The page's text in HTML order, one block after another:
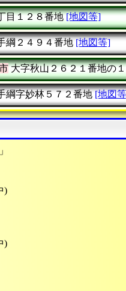
目１２８番地 [地図等]
綱２４９４番地 [地図等]
大字秋山２６２１番地の１
綱字妙林５７２番地 [地図
)
)